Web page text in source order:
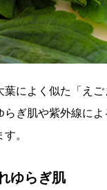
葉によく似た「え
らぎ肌や紫外線に
。
ゆらぎ肌